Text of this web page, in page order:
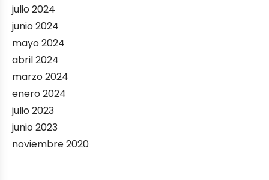
julio 2024
junio 2024
mayo 2024
abril 2024
marzo 2024
enero 2024
julio 2023
junio 2023
noviembre 2020